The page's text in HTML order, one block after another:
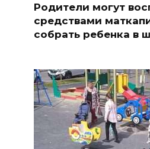
Родители могут
средствами
собрать ребенка в